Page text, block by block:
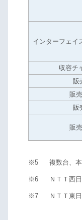
インターフェイ
収容チ
販
販
販
販
※5 複数台、
※6 ＮＴＴ西
※7 ＮＴＴ東